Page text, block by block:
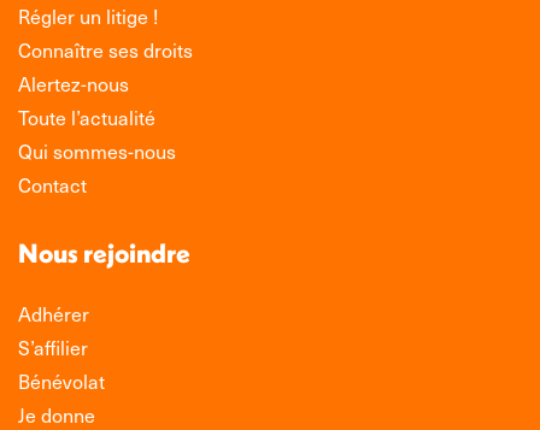
Régler un litige !
Connaître ses droits
Alertez-nous
Toute l’actualité
Qui sommes-nous
Contact
Nous rejoindre
Adhérer
S’affilier
Bénévolat
Je donne